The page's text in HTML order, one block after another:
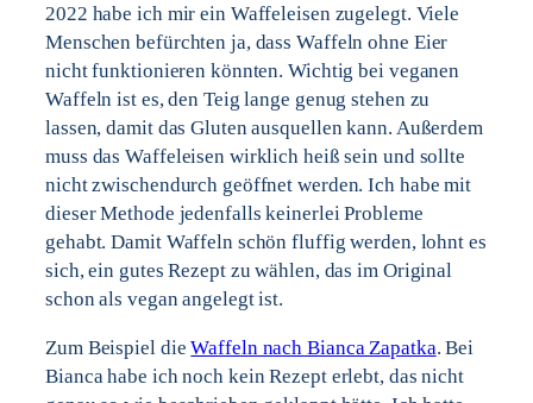
2022 habe ich mir ein Waffeleisen zugelegt. Viele
Menschen befürchten ja, dass Waffeln ohne Eier
nicht funktionieren könnten. Wichtig bei veganen
Waffeln ist es, den Teig lange genug stehen zu
lassen, damit das Gluten ausquellen kann. Außerdem
muss das Waffeleisen wirklich heiß sein und sollte
nicht zwischendurch geöffnet werden. Ich habe mit
dieser Methode jedenfalls keinerlei Probleme
gehabt. Damit Waffeln schön fluffig werden, lohnt es
sich, ein gutes Rezept zu wählen, das im Original
schon als vegan angelegt ist.
Zum Beispiel dieWaffeln nach Bianca Zapatka. Bei
Bianca habe ich noch kein Rezept erlebt, das nicht